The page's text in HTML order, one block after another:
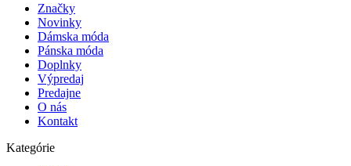
Značky
Novinky
Dámska móda
Pánska móda
Doplnky
Výpredaj
Predajne
O nás
Kontakt
Kategórie